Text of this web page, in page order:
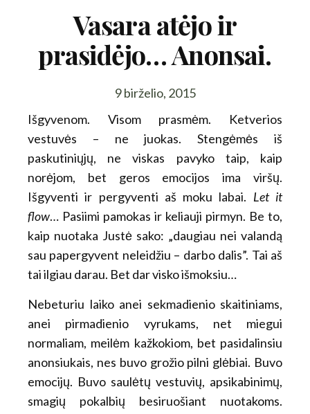
Vasara atėjo ir
prasidėjo… Anonsai.
9 birželio, 2015
Išgyvenom. Visom prasmėm. Ketverios
vestuvės – ne juokas. Stengėmės iš
paskutiniųjų, ne viskas pavyko taip, kaip
norėjom, bet geros emocijos ima viršų.
Išgyventi ir pergyventi aš moku labai. Let it
flow… Pasiimi pamokas ir keliauji pirmyn. Be to,
kaip nuotaka Justė sako: „daugiau nei valandą
sau papergyvent neleidžiu – darbo dalis”. Tai aš
tai ilgiau darau. Bet dar visko išmoksiu…
Nebeturiu laiko anei sekmadienio skaitiniams,
anei pirmadienio vyrukams, net miegui
normaliam, meilėm kažkokiom, bet pasidalinsiu
anonsiukais, nes buvo grožio pilni glėbiai. Buvo
emocijų. Buvo saulėtų vestuvių, apsikabinimų,
smagių pokalbių besiruošiant nuotakoms.